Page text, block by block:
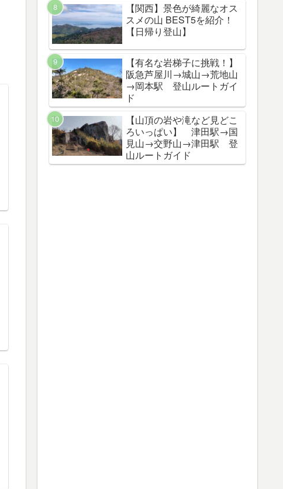
【関西】景色が綺麗なオス
スメの山 BEST5を紹介！
【日帰り登山】
【有名な岩梯子に挑戦！】
阪急芦屋川→城山→荒地山
→岡本駅 登山ルートガイ
ド
【山頂の岩や滝など見どこ
ろいっぱい】 津田駅→国
見山→交野山→津田駅 登
山ルートガイド